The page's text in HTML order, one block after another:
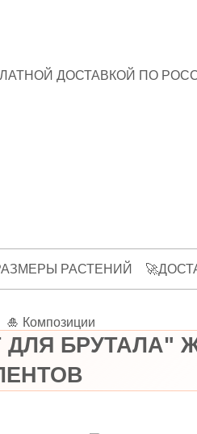
ДОСТАВКОЙ ПО
РАСТЕНИЙ
🎍 Композиции
ДЛЯ БРУТАЛА"